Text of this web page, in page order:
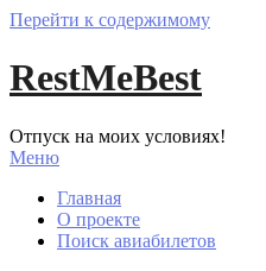
Перейти к содержимому
RestMeBest
Отпуск на моих условиях!
Меню
Главная
О проекте
Поиск авиабилетов